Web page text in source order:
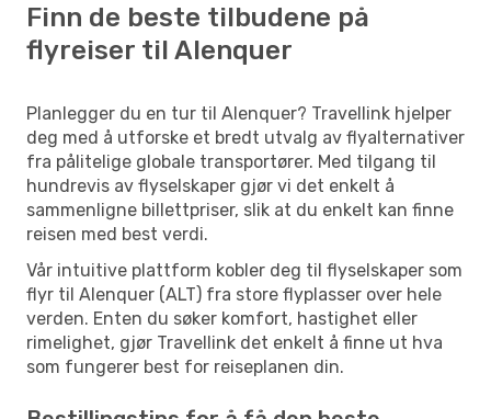
Finn de beste tilbudene på
flyreiser til Alenquer
Planlegger du en tur til Alenquer? Travellink hjelper
deg med å utforske et bredt utvalg av flyalternativer
fra pålitelige globale transportører. Med tilgang til
hundrevis av flyselskaper gjør vi det enkelt å
sammenligne billettpriser, slik at du enkelt kan finne
reisen med best verdi.
Vår intuitive plattform kobler deg til flyselskaper som
flyr til Alenquer (ALT) fra store flyplasser over hele
verden. Enten du søker komfort, hastighet eller
rimelighet, gjør Travellink det enkelt å finne ut hva
som fungerer best for reiseplanen din.